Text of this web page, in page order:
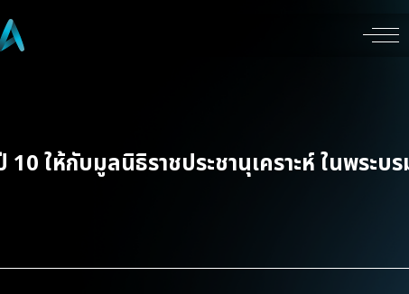
ให้กับมูลนิธิราชประชานุเคราะห์ ในพระบ